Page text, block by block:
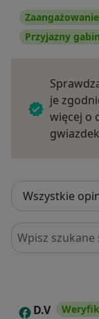
Przyjazny
je
więcej o
Szukaj w
D D.V